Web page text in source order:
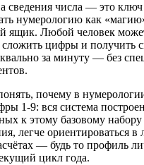
числа — это ключ
нумерологию как
ящик. Любой человек
цифры и получить
за минуту — без
почему в
1-9: вся система
к этому базовому набору
легче ориентироваться
— будь то профиль
цикл года.